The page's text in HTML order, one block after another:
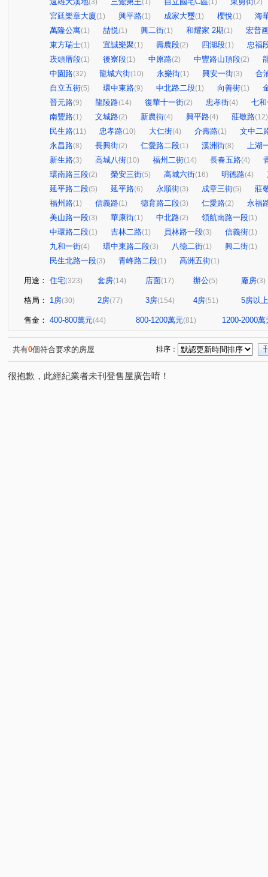
(3) (1) (1) (2)
宮廷樂章大廈(1) 興平路(1) 成家大璽(1) 櫻悅(1)
海
萬隆公寓(1) 喆悦(1) 興二街(1) 和耀家 2期(1)
宏普
東方瑞士(1) 宜誠樂聚(1) 壽農段(2) 四湖段(1)
忠福
崁頭厝段(1) 後寮段(1) 中原路(2) 中豐路山頂段(2)
中園路(32) 龍城六街(10) 永樂街(1) 興安一街(3)
合
自立五街(5) 環中東路(9) 中北路二段(1) 向善街(1)
晉元路(9) 龍陵路(14) 復華十一街(2) 忠孝街(4)
七
南豐路(1) 文城路(2) 新農街(4) 興平路(4) 莊敬路(12)
民生路(11) 忠孝路(10) 大仁街(4) 介壽路(1)
文中二
永昌路(8) 長興街(2) 仁愛路二段(1) 溪洲街(8)
上湖
新生路(3) 高城八街(10) 福州二街(14) 長春五路(4)
環南路三段(2) 榮安三街(5) 高城六街(16) 明德路(4)
延平路二段(5) 延平路(6) 永順街(3) 成章三街(5)
莊
福州路(1) 信義路(1) 德育路二段(3) 仁愛路(2)
永福
美山路一段(3) 華康街(1) 中北路(2) 領航南路一段(1)
中環路二段(1) 吉林二路(1) 員林路一段(3) 信義街(1)
九和一街(4) 環中東路二段(3) 八德二街(1) 興二街(1)
民生北路一段(3) 青峰路二段(1) 高洲五街(1)
用途： 住宅(323) 套房(14) 店面(17) 辦公(5) 廠房(3)
格局： 1房(30) 2房(77) 3房(154) 4房(51) 5房以上
售金： 400-800萬元(44) 800-1200萬元(81) 1200-2000萬
共有0個符合要求的房屋 排序：
很抱歉，此經紀業者未刊登售屋廣告唷！